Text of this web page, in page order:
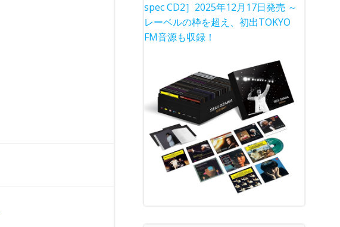
spec CD2］2025年12月17日発売 ～
レーベルの枠を超え、初出TOKYO
FM音源も収録！